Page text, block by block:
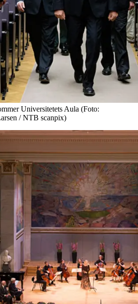
Universitetets Aula (Foto:
/ NTB scanpix)